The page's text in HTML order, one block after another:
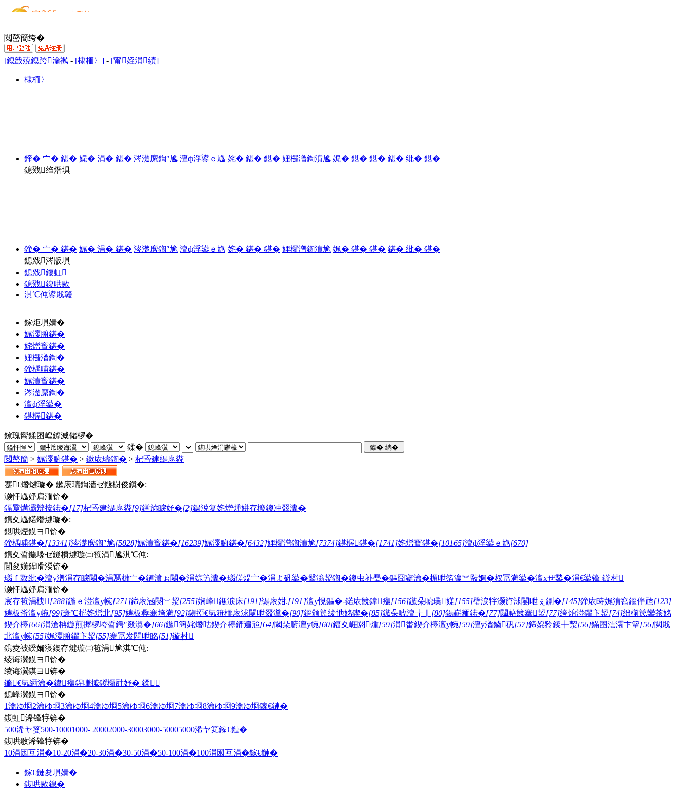
閲嶅簡绔�
[鎴戠殑鎴跨瀹禲 - [棣栭〉] - [甯姪涓績]
棣栭〉
鍗� 宀� 鍖� 娓� 涓� 鍖� 涔濋緳鍧″尯 澶ф浮鍙ｅ尯 姹� 鍖� 鍖� 娌欏潽鍧濆尯 娓� 鍖� 鍖� 鍖� 纰� 鍖�
鎴戣绉熸埧
鍗� 宀� 鍖� 娓� 涓� 鍖� 涔濋緳鍧″尯 澶ф浮鍙ｅ尯 姹� 鍖� 鍖� 娌欏潽鍧濆尯 娓� 鍖� 鍖� 鍖� 纰� 鍖�
鎴戣涔版埧
鎴戣鍑虹
鎴戣鍑哄敭
淇℃伅鍙戝竷
鎵炬埧婧�
娓濅腑鍖�
姹熷寳鍖�
娌欏潽鍧�
鍗楀哺鍖�
娓濆寳鍖�
涔濋緳鍧�
澶ф浮鍙�
鍖楃鍖�
鐐瑰嚮鍒囨崲鎼滅储椤�
鍒�
閲嶅簡 > 娓濅腑鍖� > 鏉庡瓙鍧� > 杞昏建缇庝粦
蹇€熸煡璇� 鏉庡瓙鍧濇ゼ鐩樹俊鎭�:
灏忓尯妤肩洏锛�
鍢夐煹灞辨按鍩�[17]杞昏建缇庝粦[9]鐣旀睙妤�[2]鍚涗复姹熷煄姘存櫠鐭冲叕瀵�
鎸夊尯鍩熸煡璇�:
鍖哄煙鏌ヨ锛�
鍗楀哺鍖�[13341]涔濋緳鍧″尯[5828]娓濆寳鍖�[16239]娓濅腑鍖�[6432]娌欏潽鍧濆尯[7374]鍖楃鍖�[1741]姹熷寳鍖�[10165]澶ф浮鍙ｅ尯[670]
鎸夊晢鍦堟ゼ鐩樻煡璇㈡笣涓尯淇℃伅:
閫夋嫨鍟嗗湀锛�
瑙ｆ斁纰�澶у潽涓存睙闂�涓冩槦宀�鏈濆ぉ闂�涓婃竻瀵�瑙傞煶宀�涓よ矾鍙�鑿滃洯鍧�鐭虫补璺�鏂囧寲瀹�楣呭箔瀛︾敯婀�杈冨満鍙�澶хぜ鍫�涓€鍙锋ˉ鏇村
灏忓尯妤肩洏锛�
宸存笣涓栧[288]鍦ｅ湴澶у帵[271]鍗庡涵閿﹀洯[255]娴峰鐎涙床[191]缇庡姏.[191]澶у悓鏂�-鍩庡競鍏瘬[156]鏃朵唬璞嫅[155]璧涙牸灏斿浗闄呭ぇ鍘�[145]鍗庡畤娓濆窞鏂伴兘[123]
娉板畨澶у帵[99]寰℃櫙姹熷北[95]娉板彜骞垮満[92]鎭掗€氫簯榧庡浗闄呭叕瀵�[90]鏂颁笢绂忚姳鍥�[85]鏃朵唬澶╁▏ [80]鍚嶄粫鍩�[77]閮藉競搴洯[77]绔炲湴鑺卞洯[74]绌椾笢鑾茶姳
鍥介檯[66]涓滄柟鏇煎搱椤垮晢鍔″叕瀵�[66]鏃簡姹熸咕鍥介檯鑺遍兘[64]閾朵腑澶у帵[60]鍢夊崕閼煄[59]涓畨鍥介檯澶у帵[59]澶у潽鏀矾[57]鍗婂矝鍒╁洯[56]鏋囨澐灞卞簞[56]閲戝
北澶у帵[55]娓濅腑鑺卞洯[55]蹇冨发闆呭眳[51]鏇村
鎸夌被鍨嬭寖鍥存煡璇㈡笣涓尯淇℃伅:
绫诲瀷鏌ヨ锛�
绫诲瀷鏌ヨ锛�
鏅€氫綇瀹�鍏瘬鍟嗛摵鍐欏瓧妤� 鍒
鎴峰瀷鏌ヨ锛�
1瀹ゆ埛2瀹ゆ埛3瀹ゆ埛4瀹ゆ埛5瀹ゆ埛6瀹ゆ埛7瀹ゆ埛8瀹ゆ埛9瀹ゆ埛鎵€鏈�
鍑虹浠锋牸锛�
500浠ヤ笅500-10001000- 20002000-30003000-50005000浠ヤ笂鎵€鏈�
鍑哄敭浠锋牸锛�
10涓囦互涓�10-20涓�20-30涓�30-50涓�50-100涓�100涓囦互涓�鎵€鏈�
鎵€鏈夋埧婧�
鍑哄敭鎴�